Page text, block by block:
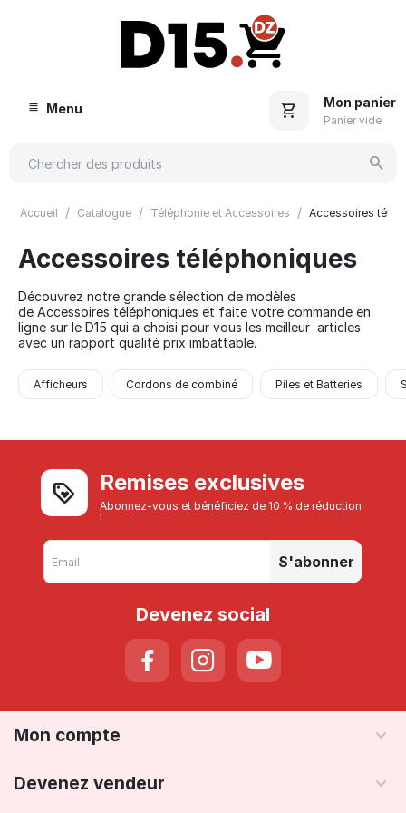
Menu Mon panier
Panier vide
Accueil / Catalogue / Téléphonie et Accessoires / Accessoires
Accessoires téléphoniques
Découvrez notre grande sélection de modèles
de Accessoires téléphoniques et faite votre commande en
ligne sur le D15 qui a choisi pour vous les meilleur articles
avec un rapport qualité prix imbattable.
Afficheurs Cordons de combiné Piles et Batteries
Remises exclusives
Abonnez-vous et bénéficiez de 10 % de réduction
!
S'abonner
Devenez social
Mon compte
Devenez vendeur